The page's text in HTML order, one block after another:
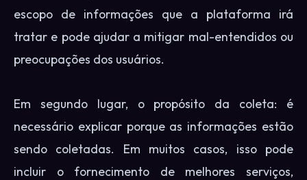
escopo de informações que a plataforma irá
tratar e pode ajudar a mitigar mal-entendidos ou
preocupações dos usuários.
Em segundo lugar, o propósito da coleta: é
necessário explicar porque as informações estão
sendo coletadas. Em muitos casos, isso pode
incluir o fornecimento de melhores serviços,